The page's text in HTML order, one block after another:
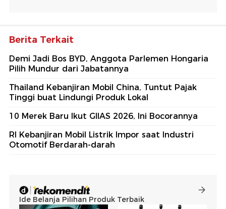
Berita Terkait
Demi Jadi Bos BYD, Anggota Parlemen Hongaria
Pilih Mundur dari Jabatannya
Thailand Kebanjiran Mobil China, Tuntut Pajak
Tinggi buat Lindungi Produk Lokal
10 Merek Baru Ikut GIIAS 2026, Ini Bocorannya
RI Kebanjiran Mobil Listrik Impor saat Industri
Otomotif Berdarah-darah